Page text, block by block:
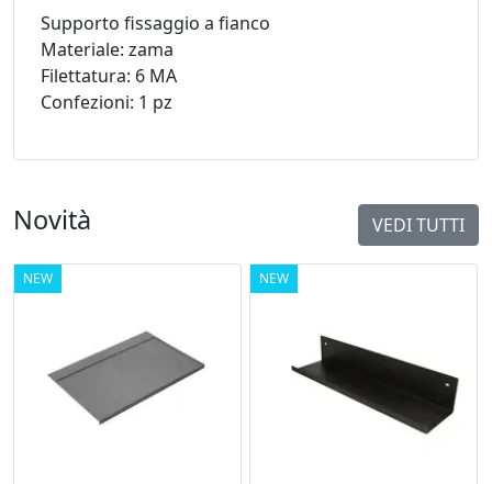
Supporto fissaggio a fianco
Materiale: zama
Filettatura: 6 MA
Confezioni: 1 pz
Novità VEDI TUTTI
NEW NEW